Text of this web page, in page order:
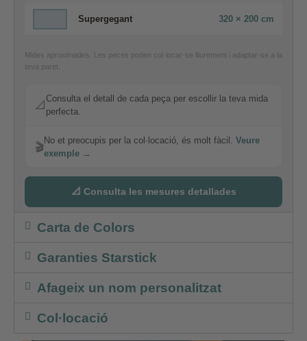
Supergegant 320 × 200 cm
Mides aproximades. Les peces poden col·locar-se lliurement i adaptar-se a la
teva paret.
📐
Consulta el detall de cada peça per escollir la teva mida
perfecta.
🎬
No et preocupis per la col·locació, és molt fàcil. Veure
exemple →
📐 Consulta les mesures detallades
Carta de Colors
Garanties Starstick
Afageix un nom personalitzat
Col·locació